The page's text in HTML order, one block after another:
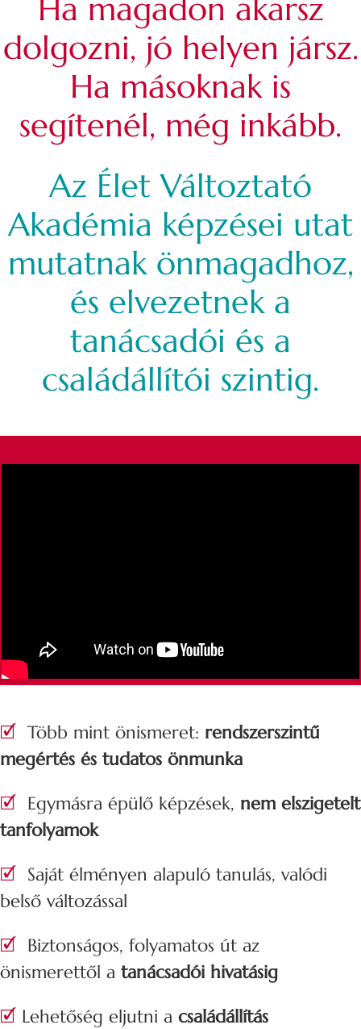
Ha magadon akarsz
dolgozni, jó helyen jársz.
Ha másoknak is
segítenél, még inkább.
Az Élet Változtató
Akadémia képzései utat
mutatnak önmagadhoz,
és elvezetnek a
tanácsadói és a
családállítói szintig.
🗹 Több mint önismeret: rendszerszintű
megértés és tudatos önmunka
🗹 Egymásra épülő képzések, nem elszigetelt
tanfolyamok
🗹 Saját élményen alapuló tanulás, valódi
belső változással
🗹 Biztonságos, folyamatos út az
önismerettől a tanácsadói hivatásig
🗹 Lehetőség eljutni a családállítás